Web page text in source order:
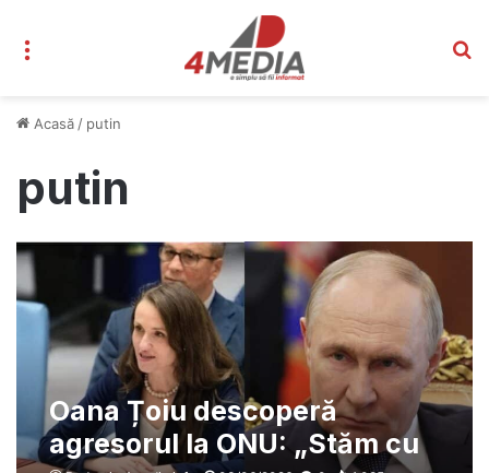
Acasă / putin
putin
Oana Țoiu descoperă
agresorul la ONU: „Stăm cu